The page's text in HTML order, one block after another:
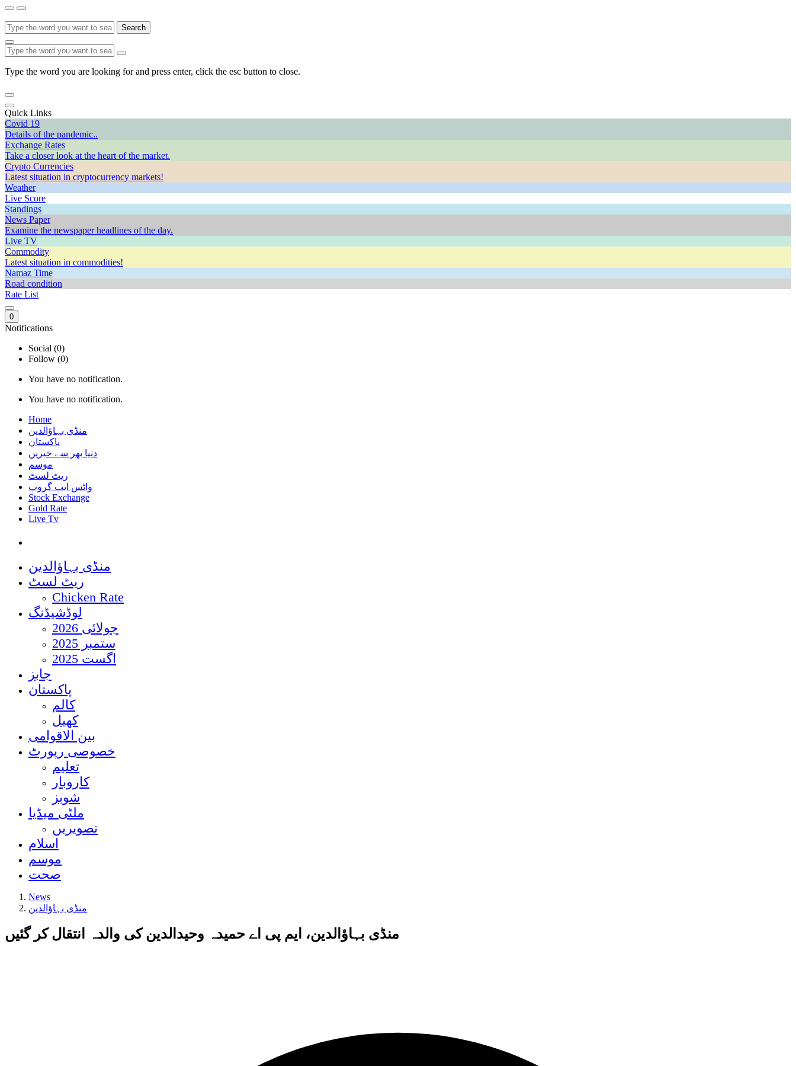
Search
Type the word you are looking for and press enter, click the esc button to close.
Quick Links
Covid 19
Details of the pandemic..
Exchange Rates
Take a closer look at the heart of the market.
Crypto Currencies
Latest situation in cryptocurrency markets!
Weather
Live Score
Standings
News Paper
Examine the newspaper headlines of the day.
Live TV
Commodity
Latest situation in commodities!
Namaz Time
Road condition
Rate List
0
Notifications
Social (0)
Follow (0)
You have no notification.
You have no notification.
Home
منڈی بہاؤالدین
پاکستان
دنیا بھر سے خبریں
موسم
ریٹ لسٹ
واٹس ایپ گروپ
Stock Exchange
Gold Rate
Live Tv
منڈی بہاؤالدین
ریٹ لسٹ
Chicken Rate
لوڈشیڈنگ
جولائی 2026
ستمبر 2025
اگست 2025
جابز
پاکستان
کالم
کھیل
بین الاقوامی
خصوصی رپورٹ
تعلیم
کاروبار
شوبز
ملٹی میڈیا
تصویریں
اسلام
موسم
صحت
News
منڈی بہاؤالدین
منڈی بہاؤالدین، ایم پی اے حمیدہ وحیدالدین کی والدہ انتقال کر گئیں